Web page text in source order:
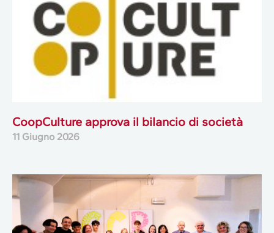
CoopCulture approva il bilancio di società
11 Giugno 2026